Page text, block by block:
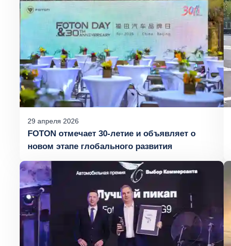
29 апреля 2026
FOTON отмечает 30‑летие и объявляет о
новом этапе глобального развития